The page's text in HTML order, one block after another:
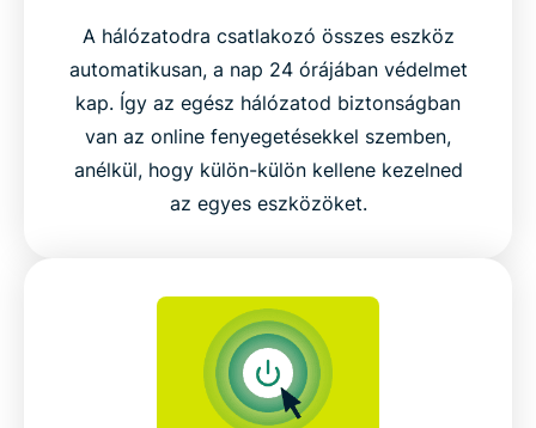
A hálózatodra csatlakozó összes eszköz
automatikusan, a nap 24 órájában védelmet
kap. Így az egész hálózatod biztonságban
van az online fenyegetésekkel szemben,
anélkül, hogy külön-külön kellene kezelned
az egyes eszközöket.